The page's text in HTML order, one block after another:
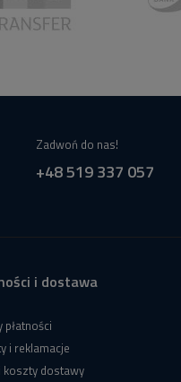
Zadwoń do nas!
+48 519 337 057
i dostawa
płatności
i reklamacje
koszty dostawy